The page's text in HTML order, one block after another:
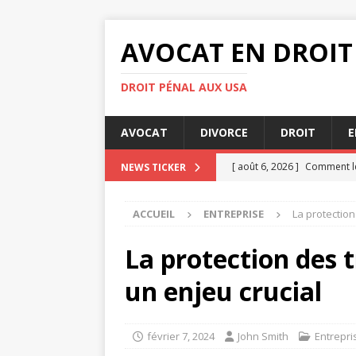
AVOCAT EN
DROIT PÉNAL AUX USA
AVOCAT DIVORCE DROIT
NEWS TICKER [ août 6, 2026 ] Comment
[ août 3, 2026 ] Audience
[ août 3, 2026 ]
Comment
[ août 8, 2026 ]
ACCUEIL ENTREPRISE La
La protection des
un enjeu crucial
février 7, 2024 John Smith